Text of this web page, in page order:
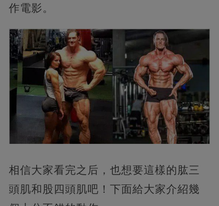
作電影。
相信大家看完之后，也想要這樣的肱三
頭肌和股四頭肌吧！下面給大家介紹幾